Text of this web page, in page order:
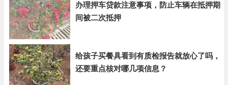
办理押车贷款注意事项，防止车辆在抵押期
间被二次抵押
给孩子买餐具看到有质检报告就放心了吗，
还要重点核对哪几项信息？